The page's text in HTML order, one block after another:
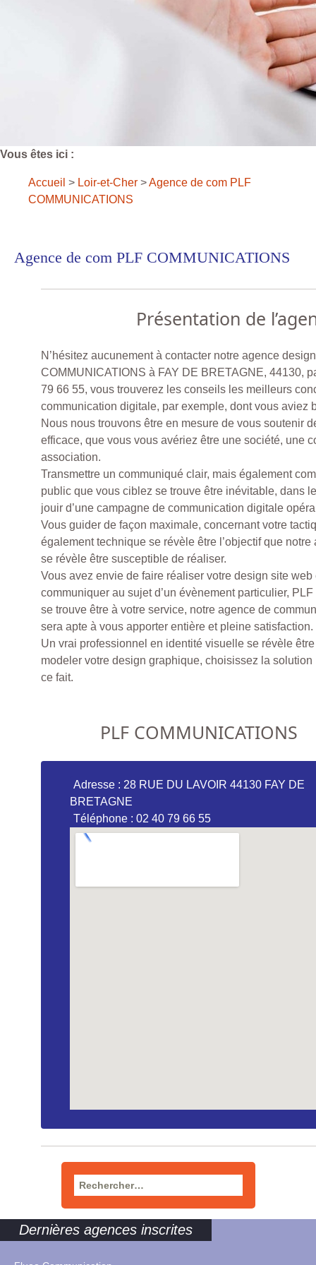
Vous êtes ici :
Accueil > Loir-et-Cher >Agence de com PLF
COMMUNICATIONS
Agence de com PLF COMMUNICATIONS
Présentation de
N’hésitez aucunement à contacter notre agence
COMMUNICATIONS à FAY DE BRETAGNE, 44130,
79 66 55, vous trouverez les conseils les meilleurs
communication digitale, par exemple, dont vous aviez
Nous nous trouvons être en mesure de vous soutenir
efficace, que vous vous avériez être une société, une
association.
Transmettre un communiqué clair, mais également
public que vous ciblez se trouve être inévitable, dans
jouir d’une campagne de communication digitale
Vous guider de façon maximale, concernant votre
également technique se révèle être l’objectif que
se révèle être susceptible de réaliser.
Vous avez envie de faire réaliser votre design site web
communiquer au sujet d’un évènement particulier,
se trouve être à votre service, notre agence de
sera apte à vous apporter entière et pleine satisfaction.
Un vrai professionnel en identité visuelle se révèle
modeler votre design graphique, choisissez la
ce fait.
PLF COMMUNICATIONS
Adresse : 28 RUE DU LAVOIR 44130 FAY DE
BRETAGNE
Téléphone : 02 40 79 66 55
Rechercher :
Dernières agences inscrites